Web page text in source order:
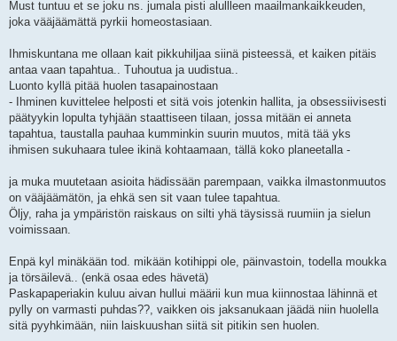
Must tuntuu et se joku ns. jumala pisti alullleen maailmankaikkeuden,
joka vääjäämättä pyrkii homeostasiaan.
Ihmiskuntana me ollaan kait pikkuhiljaa siinä pisteessä, et kaiken pitäis
antaa vaan tapahtua.. Tuhoutua ja uudistua..
Luonto kyllä pitää huolen tasapainostaan
- Ihminen kuvittelee helposti et sitä vois jotenkin hallita, ja obsessiivisesti
päätyykin lopulta tyhjään staattiseen tilaan, jossa mitään ei anneta
tapahtua, taustalla pauhaa kumminkin suurin muutos, mitä tää yks
ihmisen sukuhaara tulee ikinä kohtaamaan, tällä koko planeetalla -
ja muka muutetaan asioita hädissään parempaan, vaikka ilmastonmuutos
on vääjäämätön, ja ehkä sen sit vaan tulee tapahtua.
Öljy, raha ja ympäristön raiskaus on silti yhä täysissä ruumiin ja sielun
voimissaan.
Enpä kyl minäkään tod. mikään kotihippi ole, päinvastoin, todella moukka
ja törsäilevä.. (enkä osaa edes hävetä)
Paskapaperiakin kuluu aivan hullui määrii kun mua kiinnostaa lähinnä et
pylly on varmasti puhdas??, vaikken ois jaksanukaan jäädä niin huolella
sitä pyyhkimään, niin laiskuushan siitä sit pitikin sen huolen.